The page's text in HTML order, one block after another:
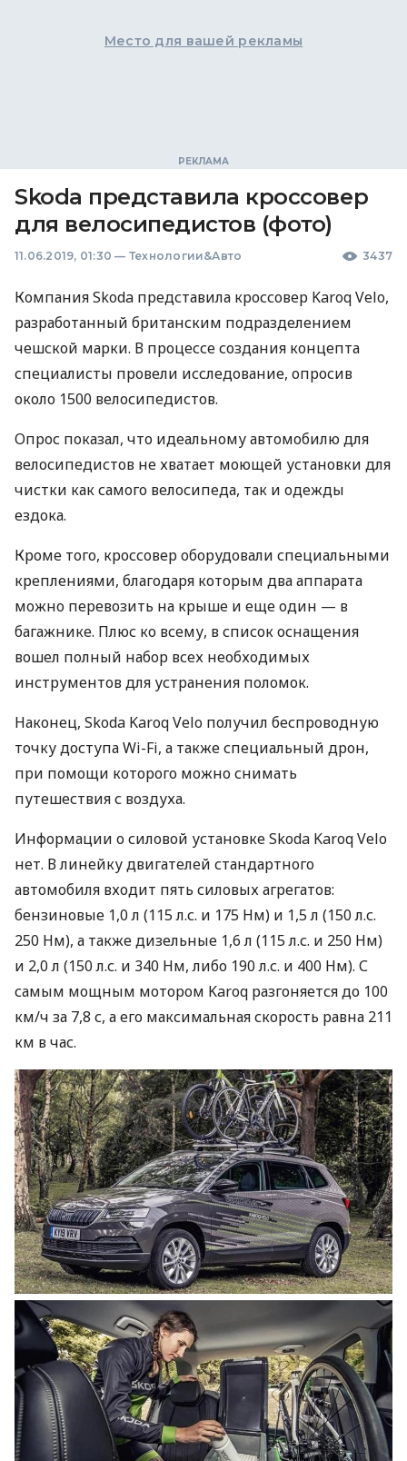
Место для вашей рекламы
Skoda представила кроссовер
для велосипедистов (фото)
11.06.2019, 01:30 — Технологии&Авто 3437
Компания Skoda представила кроссовер Karoq Velo,
разработанный британским подразделением
чешской марки. В процессе создания концепта
специалисты провели исследование, опросив
около 1500 велосипедистов.
Опрос показал, что идеальному автомобилю для
велосипедистов не хватает моющей установки для
чистки как самого велосипеда, так и одежды
ездока.
Кроме того, кроссовер оборудовали специальными
креплениями, благодаря которым два аппарата
можно перевозить на крыше и еще один — в
багажнике. Плюс ко всему, в список оснащения
вошел полный набор всех необходимых
инструментов для устранения поломок.
Наконец, Skoda Karoq Velo получил беспроводную
точку доступа Wi-Fi, а также специальный дрон,
при помощи которого можно снимать
путешествия с воздуха.
Информации о силовой установке Skoda Karoq Velo
нет. В линейку двигателей стандартного
автомобиля входит пять силовых агрегатов:
бензиновые 1,0 л (115 л.с. и 175 Нм) и 1,5 л (150 л.с.
250 Нм), а также дизельные 1,6 л (115 л.с. и 250 Нм)
и 2,0 л (150 л.с. и 340 Нм, либо 190 л.с. и 400 Нм). С
самым мощным мотором Karoq разгоняется до 100
км/ч за 7,8 с, а его максимальная скорость равна 211
км в час.